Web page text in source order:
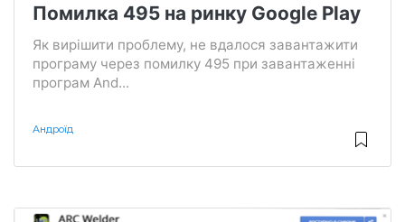
Помилка 495 на ринку Google Play
Як вирішити проблему, не вдалося завантажити
програму через помилку 495 при завантаженні
програм And...
Андроїд